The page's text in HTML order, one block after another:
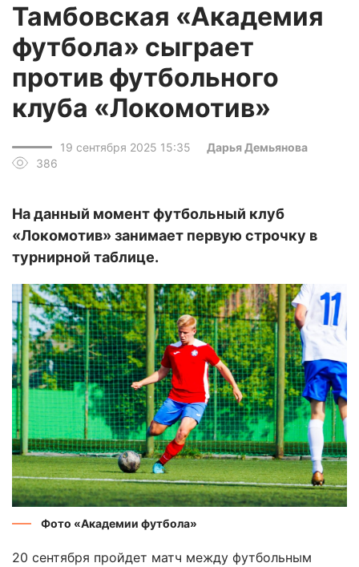
Тамбовская «Академия
футбола» сыграет
против футбольного
клуба «Локомотив»
19 сентября 2025 15:35
Дарья Демьянова
386
На данный момент футбольный клуб
«Локомотив» занимает первую строчку в
турнирной таблице.
Фото «Академии футбола»
20 сентября пройдет матч между футбольным